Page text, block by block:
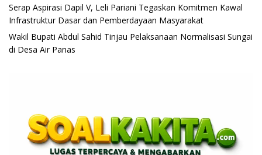
Serap Aspirasi Dapil V, Leli Pariani Tegaskan Komitmen Kawal
Infrastruktur Dasar dan Pemberdayaan Masyarakat
Wakil Bupati Abdul Sahid Tinjau Pelaksanaan Normalisasi Sungai
di Desa Air Panas